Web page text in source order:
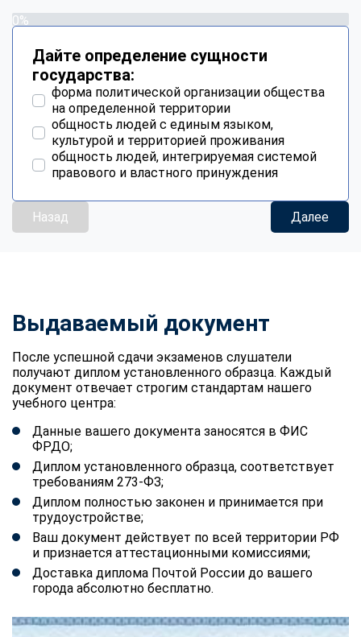
0%
Дайте определение сущности
государства:
форма политической организации общества
на определенной территории
общность людей с единым языком,
культурой и территорией проживания
общность людей, интегрируемая системой
правового и властного принуждения
Назад Далее
Выдаваемый документ
После успешной сдачи экзаменов слушатели
получают диплом установленного образца. Каждый
документ отвечает строгим стандартам нашего
учебного центра:
Данные вашего документа заносятся в ФИС
ФРДО;
Диплом установленного образца, соответствует
требованиям 273-ФЗ;
Диплом полностью законен и принимается при
трудоустройстве;
Ваш документ действует по всей территории РФ
и признается аттестационными комиссиями;
Доставка диплома Почтой России до вашего
города абсолютно бесплатно.